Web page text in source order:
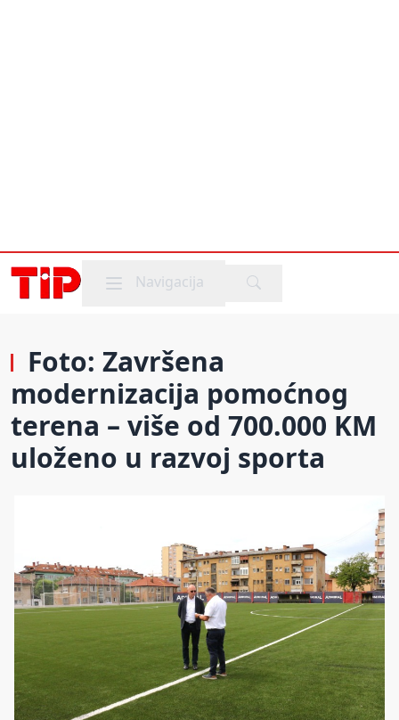
Mobile menu
Navigacija
Foto: Završena
modernizacija pomoćnog
terena – više od 700.000 KM
uloženo u razvoj sporta